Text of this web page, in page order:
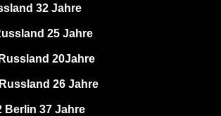
32 Jahre
25 Jahre
20Jahre
26 Jahre
Berlin 37 Jahre